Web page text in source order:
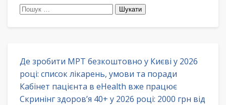
Пошук:
Де зробити МРТ безкоштовно у Києві у 2026
році: список лікарень, умови та поради
Кабінет пацієнта в eHealth вже працює
Скринінг здоров’я 40+ у 2026 році: 2000 грн від